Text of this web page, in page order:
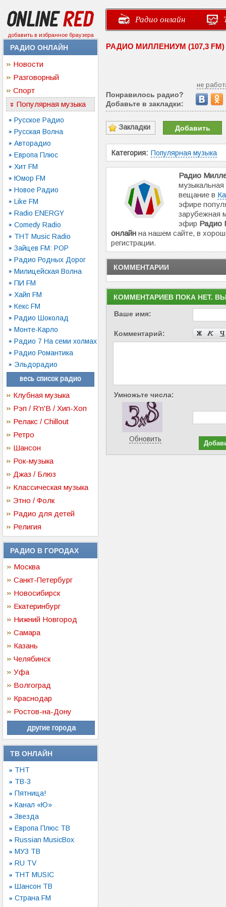
добавить в избранное браузера
Радио онлайн
РАДИО ОНЛАЙН
Новости
Разговорный
Спорт
Популярная музыка
Русское Радио
Русская Волна
Авторадио
Европа Плюс
Хит FM
Юмор FM
Новое Радио
Like FM
Radio ENERGY
Comedy Radio
ТНТ Music Radio
Зайцев FM: POP
Радио Родных Дорог
Милицейская Волна
ПИ FM
Хайп FM
Кекс FM
Радио Шоколад
Монте-Карло
Радио 7 На семи холмах
Радио Романтика
Эльдорадио
весь список радио
Клубная музыка
Рэп / R'n'B / Хип-Хоп
Релакс / Chillout
Ретро
Шансон
Рок-музыка
Джаз / Блюз
Классическая музыка
Этно / Фолк
Радио для детей
Религия
РАДИО В ГОРОДАХ
Москва
Санкт-Петербург
Новосибирск
Екатеринбург
Нижний Новгород
Самара
Казань
Челябинск
Уфа
Волгоград
Краснодар
Ростов-на-Дону
другие города
ТВ ОНЛАЙН
ТНТ
ТВ-3
Пятница!
Канал «Ю»
Звезда
Европа Плюс ТВ
Russian MusicBox
МУЗ ТВ
RU TV
ТНТ MUSIC
Шансон ТВ
Страна FM
РАДИО МИЛЛЕНИУМ (107,3
не
Понравилось радио?
Добавьте в закладки:
Закладки Добавить
Категория: Популярная музыка
Радио
вещание в
эфире
зарубежная
эфир Радио
онлайн на нашем сайте, в
регистрации.
КОММЕНТАРИИ
КОММЕНТАРИЕВ ПОКА НЕТ.
Ваше имя:
Комментарий:
Умножьте числа:
Обновить